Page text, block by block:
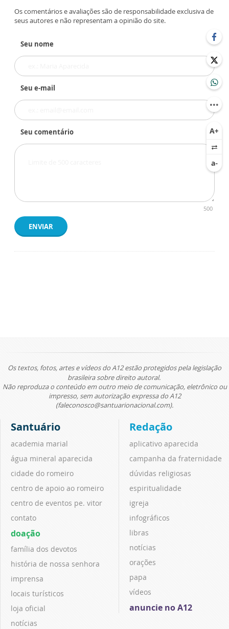
Os comentários e avaliações são de responsabilidade exclusiva de
seus autores e não representam a opinião do site.
Seu nome
Seu e-mail
Seu comentário
500
ENVIAR
Os textos, fotos, artes e vídeos do A12 estão protegidos pela legislação
brasileira sobre direito autoral.
Não reproduza o conteúdo em outro meio de comunicação, eletrônico ou
impresso, sem autorização expressa do A12
(faleconosco@santuarionacional.com).
Santuário
academia marial
água mineral aparecida
cidade do romeiro
centro de apoio ao romeiro
centro de eventos pe. vitor
contato
doação
família dos devotos
história de nossa senhora
imprensa
locais turísticos
loja oficial
notícias
Redação
aplicativo aparecida
campanha da fraternidade
dúvidas religiosas
espiritualidade
igreja
infográficos
libras
notícias
orações
papa
vídeos
anuncie no A12